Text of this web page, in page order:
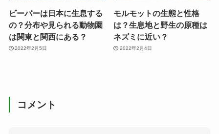
ビーバーは日本に生息する
の？分布や見られる動物園
は関東と関西にある？
2022年2月5日
モルモットの生態と性格
は？生息地と野生の原種は
ネズミに近い？
2022年2月4日
コメント